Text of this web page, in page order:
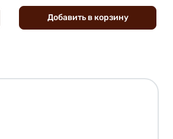
Добавить вкорзину